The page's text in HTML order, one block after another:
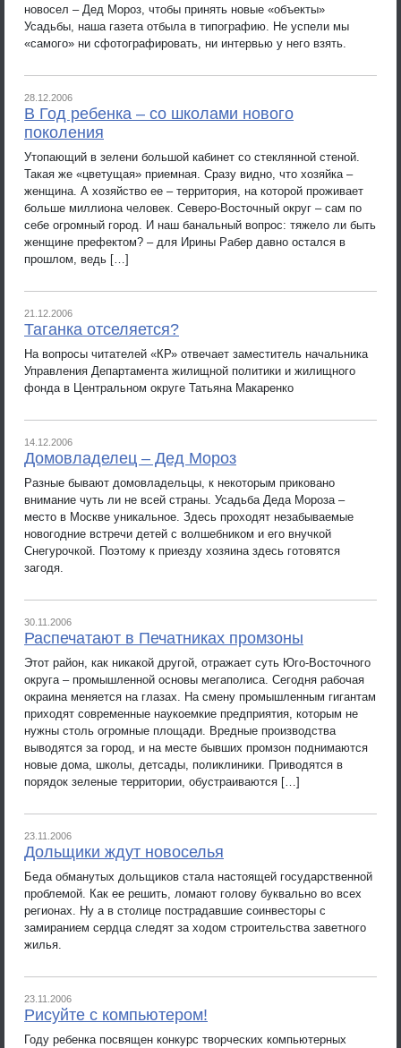
новосел – Дед Мороз, чтобы принять новые «объекты»
Усадьбы, наша газета отбыла в типографию. Не успели мы
«самого» ни сфотографировать, ни интервью у него взять.
28.12.2006
В Год ребенка – со школами нового
поколения
Утопающий в зелени большой кабинет со стеклянной стеной.
Такая же «цветущая» приемная. Сразу видно, что хозяйка –
женщина. А хозяйство ее – территория, на которой проживает
больше миллиона человек. Северо-Восточный округ – сам по
себе огромный город. И наш банальный вопрос: тяжело ли быть
женщине префектом? – для Ирины Рабер давно остался в
прошлом, ведь […]
21.12.2006
Таганка отселяется?
На вопросы читателей «КР» отвечает заместитель начальника
Управления Департамента жилищной политики и жилищного
фонда в Центральном округе Татьяна Макаренко
14.12.2006
Домовладелец – Дед Мороз
Разные бывают домовладельцы, к некоторым приковано
внимание чуть ли не всей страны. Усадьба Деда Мороза –
место в Москве уникальное. Здесь проходят незабываемые
новогодние встречи детей с волшебником и его внучкой
Снегурочкой. Поэтому к приезду хозяина здесь готовятся
загодя.
30.11.2006
Распечатают в Печатниках промзоны
Этот район, как никакой другой, отражает суть Юго-Восточного
округа – промышленной основы мегаполиса. Сегодня рабочая
окраина меняется на глазах. На смену промышленным гигантам
приходят современные наукоемкие предприятия, которым не
нужны столь огромные площади. Вредные производства
выводятся за город, и на месте бывших промзон поднимаются
новые дома, школы, детсады, поликлиники. Приводятся в
порядок зеленые территории, обустраиваются […]
23.11.2006
Дольщики ждут новоселья
Беда обманутых дольщиков стала настоящей государственной
проблемой. Как ее решить, ломают голову буквально во всех
регионах. Ну а в столице пострадавшие соинвесторы с
замиранием сердца следят за ходом строительства заветного
жилья.
23.11.2006
Рисуйте с компьютером!
Году ребенка посвящен конкурс творческих компьютерных